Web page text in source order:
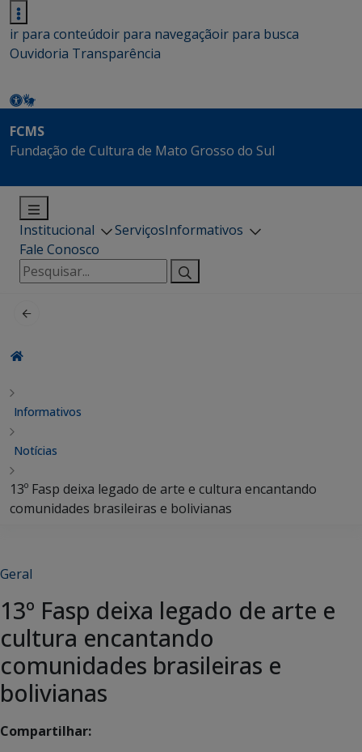
ir para conteúdoir para navegaçãoir para busca
Ouvidoria Transparência
FCMS
Fundação de Cultura de Mato Grosso do Sul
Institucional ServiçosInformativos
Fale Conosco
Pesquisar
por:
Informativos
Notícias
13º Fasp deixa legado de arte e cultura encantando
comunidades brasileiras e bolivianas
Geral
13º Fasp deixa legado de arte e
cultura encantando
comunidades brasileiras e
bolivianas
Compartilhar: